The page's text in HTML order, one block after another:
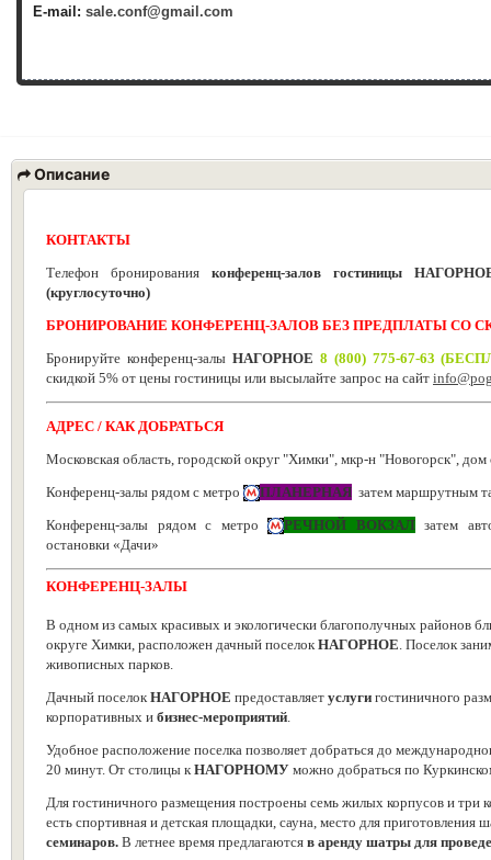
E-mail: sale.conf@gmail.com
Описание
КОНТАКТЫ
Телефон бронированияконференц-залов гостиницы
(круглосуточно)
БРОНИРОВАНИЕ КОНФЕРЕНЦ-ЗАЛОВ БЕЗ ПРЕДПЛАТЫ СО
Бронируйте конференц-залы НАГОРНОЕ 8 (800) 775-67-63
скидкой 5% от цены гостиницы или высылайте запрос на сайт
АДРЕС / КАК ДОБРАТЬСЯ
Московская область, городской округ "Химки", мкр-н "Новогорск",
Конференц-залы рядом с метро
ПЛАНЕРНАЯ затем маршрутным
Конференц-залы рядом с метро
РЕЧНОЙ ВОКЗАЛ затем
остановки «Дачи»
КОНФЕРЕНЦ-ЗАЛЫ
В одном из самых красивых и экологически благополучных районов
округе Химки, расположен дачный поселок НАГОРНОЕ . Поселок
живописных парков.
Дачный поселок НАГОРНОЕ предоставляет услуги гостиничного
корпоративных и бизнес-мероприятий
Удобное расположение поселка позволяет добраться до
20 минут. От столицы к НАГОРНОМУ можно добраться по
Для гостиничного размещения построены семь жилых корпусов и
есть спортивная и детская площадки, сауна, место для
семинаров. В летнее время предлагаются в аренду шатры для